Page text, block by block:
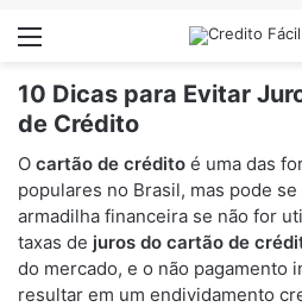
Menu
10 Dicas para Evitar
de Crédito
O cartão de crédito é uma das
populares no Brasil, mas pode
armadilha financeira se não for
taxas de juros do cartão de
do mercado, e o não pagamento
resultar em um endividamento